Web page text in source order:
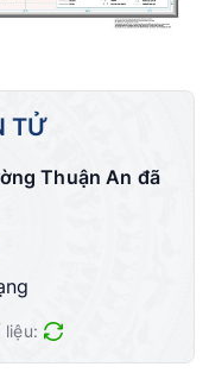
TỬ
Thuận An đã